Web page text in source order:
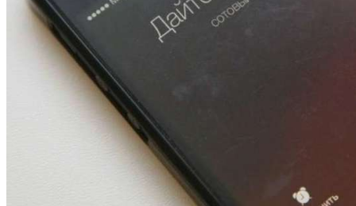
18:39
В Красноармейском районе Волгограда стартует
конкурс на ремонт моста через Волго‑Донской
судоходный канал
Фестиваль #ТриЧетыре в Волгограде пройдёт
11–13 сентября в рамках Года единства народов